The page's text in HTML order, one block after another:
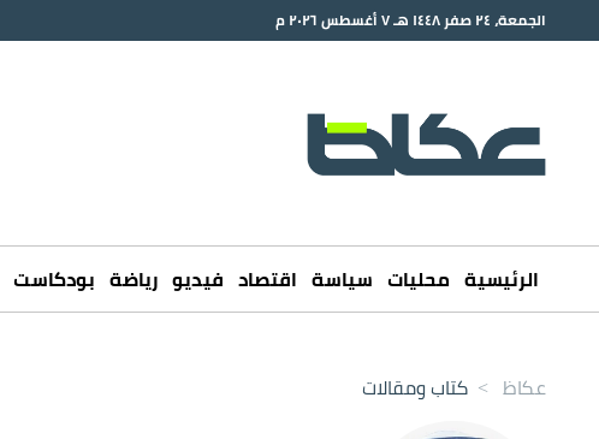
الجمعة، ٢٤ صفر ١٤٤٨ هـ ٧ أغسطس ٢٠٢٦ م
الرئيسية محليات سياسة اقتصاد فيديو رياضة بودكاست
عكاظ > كتاب ومقالات